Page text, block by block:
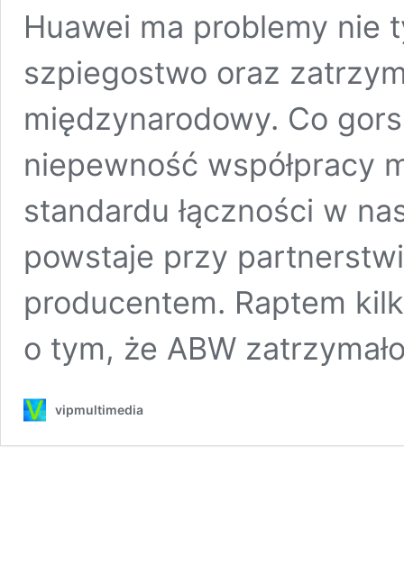
Huawei ma problemy nie
szpiegostwo oraz
międzynarodowy. Co
niepewność współpracy
standardu łączności w
powstaje przy
producentem. Raptem
o tym, że ABW
vipmultimedia